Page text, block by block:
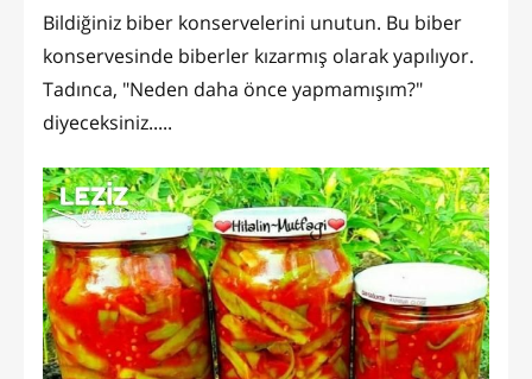
Bildiğiniz biber konservelerini unutun. Bu biber
konservesinde biberler kızarmış olarak yapılıyor.
Tadınca, "Neden daha önce yapmamışım?"
diyeceksiniz.....